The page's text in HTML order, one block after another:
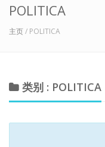
POLITICA
主页/ POLITICA
类别 : POLITICA